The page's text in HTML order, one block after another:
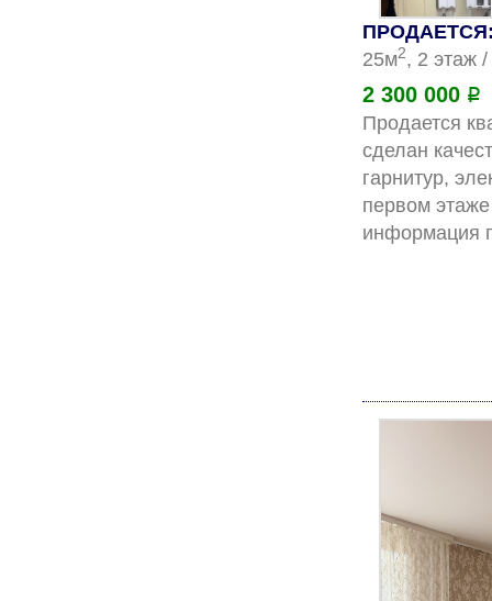
ПРОДАЕТСЯ:
25м2, 2 этаж
2 300 000 Р
Продается
сделан
гарнитур,
первом